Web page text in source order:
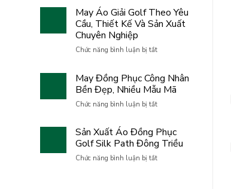
Golf
Uy
Cho
2026
GFC
Hành
gắn
kết,
bứt
phá
tỏa
tinh
thần
May Áo Giải Golf Theo Yêu
Cầu, Thiết Kế Và Sản Xuất
Chuyên Nghiệp
Chức năng bình luận bị tắtở
Giải
Golf
Thiết
Kế
Và
Sản
May Đồng Phục Công Nhân
Bền Đẹp, Nhiều Mẫu Mã
Chức năng bình luận bị tắtở
Phục
Công
Sản Xuất Áo Đồng Phục
Golf Silk Path Đông Triều
Chức năng bình luận bị tắtở